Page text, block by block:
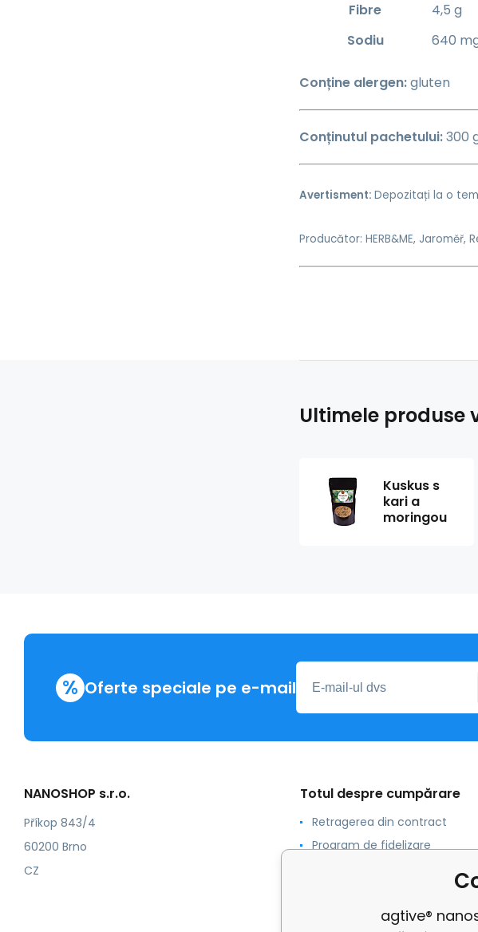
Fibre
4,5 g
Sodiu
640
Conține alergen:gluten
Conținutul pachetului:300
Avertisment: Depozitați la o
Producător: HERB&ME, Jaroměř,
Ultimele produse
Kuskus s
kari a
moringou
% Oferte speciale pe e-mail
NANOSHOP s.r.o.
Příkop 843/4
60200 Brno
CZ
Totul despre cumpărare
Retragerea din contract
Program de fidelizare
Termeni și condiții
agtive®